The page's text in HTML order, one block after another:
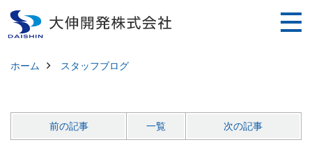
ホーム スタッフブログ
前の記事 一覧 次の記事